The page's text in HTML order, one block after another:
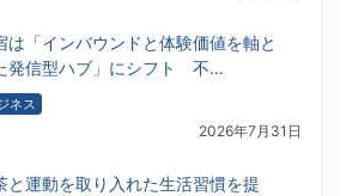
は「インバウンドと体験価値を軸と
発信型ハブ」にシフト 不…
ネス
2026年7月31日
と運動を取り入れた生活習慣を提